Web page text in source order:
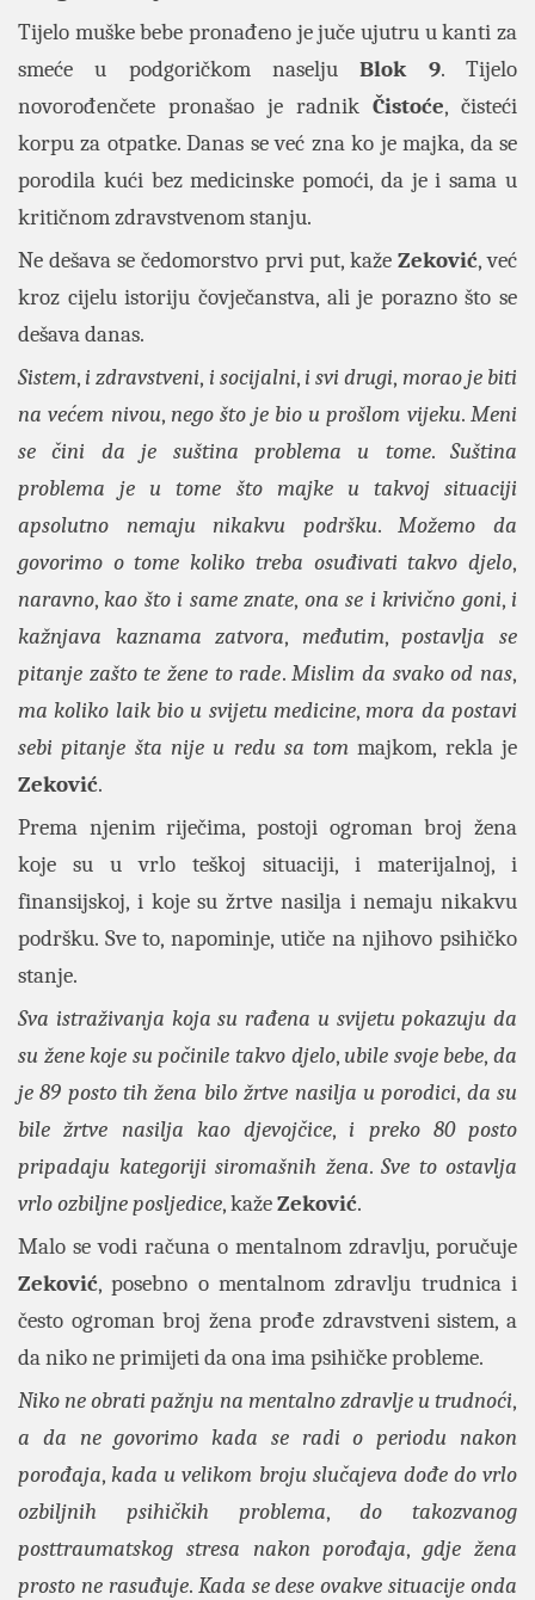
Tijelo muške bebe pronađeno je juče ujutru u kanti za
smeće u podgoričkom naseljuBlok 9. Tijelo
novorođenčete pronašao je radnik Čistoće, čisteći
korpu za otpatke. Danas se već zna ko je majka, da se
porodila kući bez medicinske pomoći, da je i sama u
kritičnom zdravstvenom stanju.
Ne dešava se čedomorstvo prvi put, kaže Zeković, već
kroz cijelu istoriju čovječanstva, ali je porazno što se
dešava danas.
Sistem,i zdravstveni, i socijalni,i svi drugi, morao je biti
na većem nivou, nego što je bio u prošlom vijeku.Meni
se čini da je suština problema u tome. Suština
problema je u tome što majke u takvoj situaciji
apsolutno nemaju nikakvu podršku.Možemo da
govorimo o tome koliko treba osuđivati takvo djelo,
naravno,kao što i same znate, ona se i krivično goni,i
kažnjava kaznama zatvora, međutim,postavlja se
pitanje zašto te žene to rade.Mislim da svako od nas,
ma koliko laik bio u svijetu medicine, mora da postavi
sebi pitanje šta nije u redu sa tom majkom, rekla je
Zeković.
Prema njenim riječima, postoji ogroman broj žena
koje su u vrlo teškoj situaciji, i materijalnoj, i
finansijskoj, i koje su žrtve nasilja i nemaju nikakvu
podršku. Sve to, napominje, utiče na njihovo psihičko
stanje.
Sva istraživanja koja su rađena u svijetu pokazuju da
su žene koje su počinile takvo djelo,ubile svoje bebe,da
je 89 posto tih žena bilo žrtve nasilja u porodici, da su
bile žrtve nasilja kao djevojčice,i preko 80 posto
pripadaju kategoriji siromašnih žena. Sve to ostavlja
vrlo ozbiljne posljedice, kažeZeković.
Malo se vodi računa o mentalnom zdravlju, poručuje
Zeković, posebno o mentalnom zdravlju trudnica i
često ogroman broj žena prođe zdravstveni sistem, a
da niko ne primijeti da ona ima psihičke probleme.
Niko ne obrati pažnju na mentalno zdravlje u trudnoći,
a da ne govorimo kada se radi o periodu nakon
porođaja,kada u velikom broju slučajeva dođe do vrlo
ozbiljnih psihičkih problema, do takozvanog
posttraumatskog stresa nakon porođaja,gdje žena
prosto ne rasuđuje. Kada se dese ovakve situacije onda